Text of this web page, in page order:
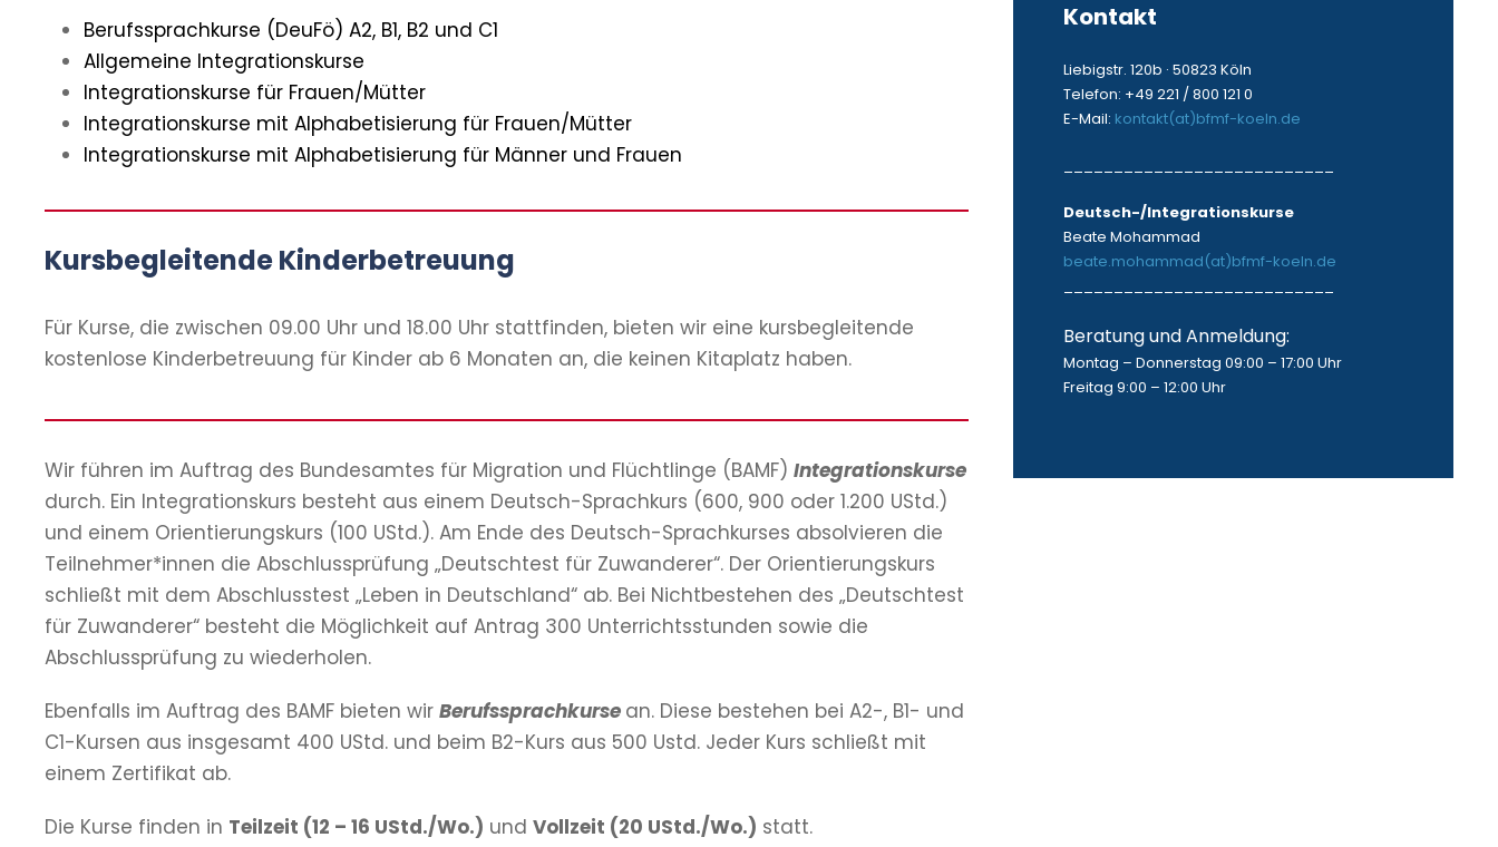
Berufssprachkurse (DeuFö) A2, B1, B2 und C1
Allgemeine Integrationskurse
Integrationskurse für Frauen/Mütter
Integrationskurse mit Alphabetisierung für Frauen/Mütter
Integrationskurse mit Alphabetisierung für Männer und Frauen
Kursbegleitende Kinderbetreuung
Für Kurse, die zwischen 09.00 Uhr und 18.00 Uhr stattfinden, bieten wir eine kursbegleitende
kostenlose Kinderbetreuung für Kinder ab 6 Monaten an, die keinen Kitaplatz haben.
Wir führen im Auftrag des Bundesamtes für Migration und Flüchtlinge (BAMF) Integrationskurse
durch. Ein Integrationskurs besteht aus einem Deutsch-Sprachkurs (600, 900 oder 1.200 UStd.)
und einem Orientierungskurs (100 UStd.). Am Ende des Deutsch-Sprachkurses absolvieren die
Teilnehmer*innen die Abschlussprüfung „Deutschtest für Zuwanderer“. Der Orientierungskurs
schließt mit dem Abschlusstest „Leben in Deutschland“ ab. Bei Nichtbestehen des „Deutschtest
für Zuwanderer“ besteht die Möglichkeit auf Antrag 300 Unterrichtsstunden sowie die
Abschlussprüfung zu wiederholen.
Ebenfalls im Auftrag des BAMF bieten wir Berufssprachkurse an. Diese bestehen bei A2-, B1- und
C1-Kursen aus insgesamt 400 UStd. und beim B2-Kurs aus 500 Ustd. Jeder Kurs schließt mit
einem Zertifikat ab.
Die Kurse finden in Teilzeit (12 – 16 UStd./Wo.) und Vollzeit (20 UStd./Wo.) statt.
Kontakt
Liebigstr. 120b · 50823 Köln
Telefon: +49 221 / 800 121 0
E-Mail: kontakt(at)bfmf-koeln.de
Deutsch-/Integrationskurse
Beate Mohammad
beate.mohammad(at)bfmf-koeln.de
Beratung und Anmeldung:
Montag – Donnerstag 09:00 – 17:00 Uhr
Freitag 9:00 – 12:00 Uhr